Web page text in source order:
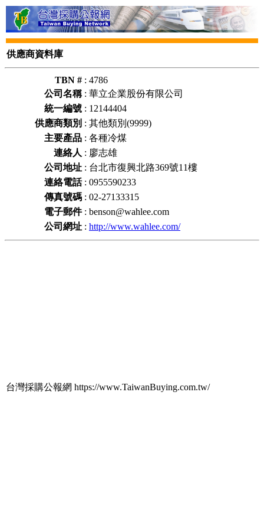
供應商資料庫
TBN # : 4786
公司名稱: 華立企業股份有限公司
統一編號 : 12144404
供應商類別 : 其他類別(9999)
主要產品 : 各種冷煤
連絡人 : 廖志雄
公司地址 : 台北市復興北路369號11樓
連絡電話: 0955590233
傳真號碼 : 02-27133315
電子郵件: benson@wahlee.com
公司網址 : http://www.wahlee.com/
台灣採購公報網 https://www.TaiwanBuying.com.tw/